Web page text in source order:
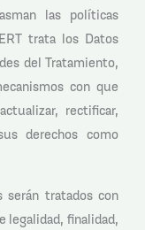
las políticas
trata los Datos
del Tratamiento,
con que
rectificar,
derechos como
serán tratados con
legalidad, finalidad,